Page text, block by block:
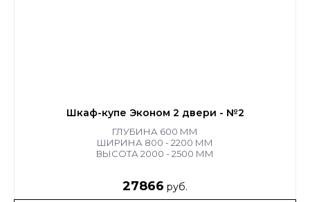
Шкаф-купе Эконом 2 двери - №2
ГЛУБИНА 600 ММ
ШИРИНА 800 - 2200 ММ
ВЫСОТА 2000 - 2500 ММ
27866 руб.